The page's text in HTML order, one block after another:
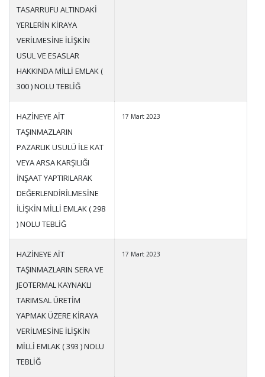
TASARRUFU ALTINDAKİ
YERLERİN KİRAYA
VERİLMESİNE İLİŞKİN
USUL VE ESASLAR
HAKKINDA MİLLİ EMLAK (
300 ) NOLU TEBLİĞ
HAZİNEYE AİT
TAŞINMAZLARIN
PAZARLIK USULÜ İLE KAT
VEYA ARSA KARŞILIĞI
İNŞAAT YAPTIRILARAK
DEĞERLENDİRİLMESİNE
İLİŞKİN MİLLİ EMLAK ( 298
) NOLU TEBLİĞ
17 Mart 2023
HAZİNEYE AİT
TAŞINMAZLARIN SERA VE
JEOTERMAL KAYNAKLI
TARIMSAL ÜRETİM
YAPMAK ÜZERE KİRAYA
VERİLMESİNE İLİŞKİN
MİLLİ EMLAK ( 393 ) NOLU
TEBLİĞ
17 Mart 2023